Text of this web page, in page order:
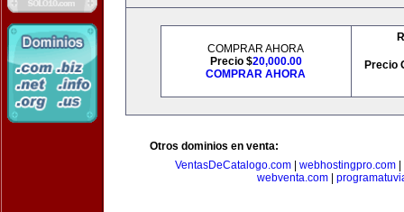
COMPRAR AHORA
Precio $20,000.00
COMPRAR AHORA
Precio
Otros dominios en venta:
VentasDeCatalogo.com| webhostingpro.com|
webventa.com|